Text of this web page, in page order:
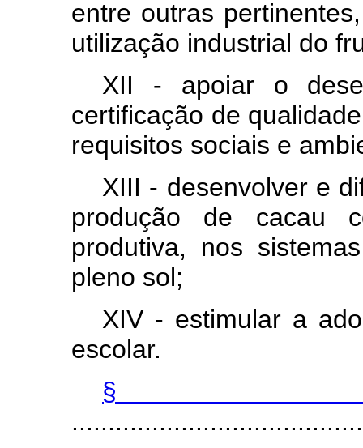
entre outras
utilização industrial do
XII - apoiar o
certificação de
requisitos sociais e
XIII - desenvolver e
produção de cacau
produtiva, nos
pleno sol;
XIV - estimular a
escolar.
§